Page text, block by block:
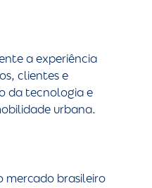
a experiência
clientes e
da tecnologia e
urbana.
mercado brasileiro